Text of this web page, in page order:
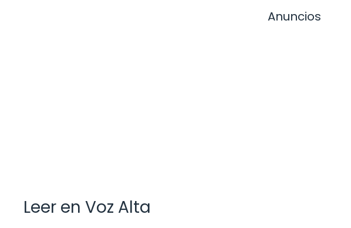
Anuncios
Leer en Voz Alta